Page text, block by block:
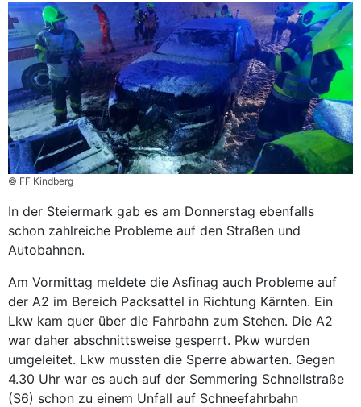
© FF Kindberg
In der Steiermark gab es am Donnerstag ebenfalls
schon zahlreiche Probleme auf den Straßen und
Autobahnen.
Am Vormittag meldete die Asfinag auch Probleme auf
der A2 im Bereich Packsattel in Richtung Kärnten. Ein
Lkw kam quer über die Fahrbahn zum Stehen. Die A2
war daher abschnittsweise gesperrt. Pkw wurden
umgeleitet. Lkw mussten die Sperre abwarten. Gegen
4.30 Uhr war es auch auf der Semmering Schnellstraße
(S6) schon zu einem Unfall auf Schneefahrbahn